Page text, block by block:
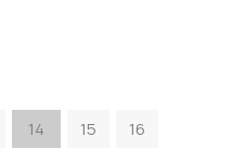
14 15 16